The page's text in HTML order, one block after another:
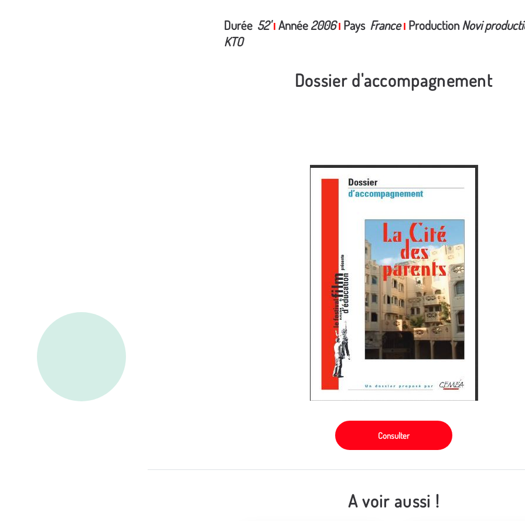
Durée 52' I Année2006 I Pays France I ProductionNovi
KTO
Dossier d'accompagnement
Consulter
A voir aussi !